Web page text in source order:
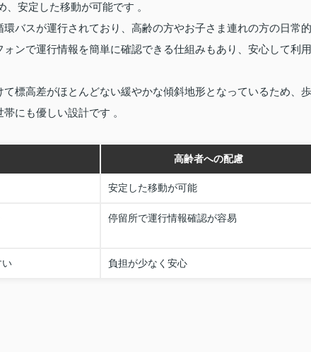
安定した移動が可能です 。
バスが運行されており、高齢の方やお子さま連れの方の日常的
ンで運行情報を簡単に確認できる仕組みもあり、安心して利用
標高差がほとんどない緩やかな傾斜地形となっているため、歩
にも優しい設計です 。
高齢者への配慮
安定した移動が可能
停留所で運行情報確認が容易
い 負担が少なく安心